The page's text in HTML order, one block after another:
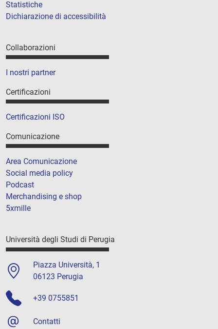
Statistiche
Dichiarazione di accessibilità
Collaborazioni
I nostri partner
Certificazioni
Certificazioni ISO
Comunicazione
Area Comunicazione
Social media policy
Podcast
Merchandising e shop
5xmille
Università degli Studi di Perugia
Piazza Università, 1
06123 Perugia
+39 0755851
Contatti